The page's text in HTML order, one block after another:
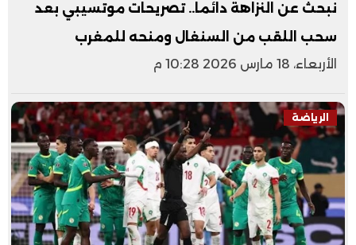
نبحث عن النزاهة دائما.. تصريحات موتسيبي بعد
سحب اللقب من السنغال ومنحه للمغرب
الأربعاء، 18 مارس 2026 10:28 م
الرياضة